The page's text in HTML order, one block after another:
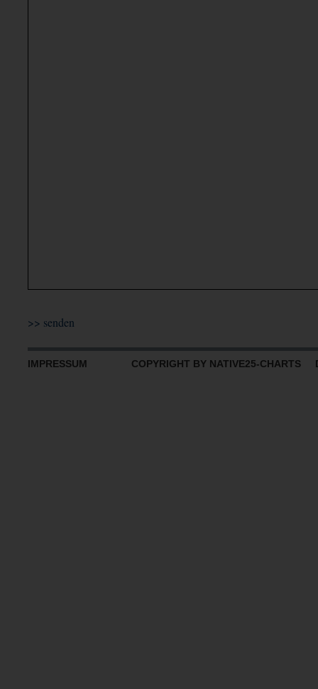
IMPRESSUM COPYRIGHT BY NATIVE25-CHARTS